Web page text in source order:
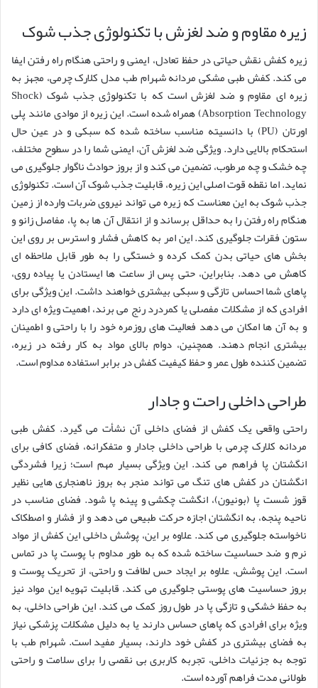
زیره مقاوم و ضد لغزش با تکنولوژی جذب شوک
زیره کفش نقش حیاتی در حفظ تعادل، ایمنی و راحتی هنگام راه رفتن ایفا
می کند. کفش طبی مشکی مردانه شهرام طب مدل کلارک چرمی، مجهز به
زیره ای مقاوم و ضد لغزش است که با تکنولوژی جذب شوک (Shock
Absorption Technology) همراه شده است. این زیره از موادی مانند پلی
اورتان (PU) با دانسیته مناسب ساخته شده که سبکی و در عین حال
استحکام بالایی دارد. ویژگی ضد لغزش آن، ایمنی شما را در سطوح مختلف،
چه خشک و چه مرطوب، تضمین می کند و از بروز حوادث ناگوار جلوگیری می
نماید. اما نقطه قوت اصلی این زیره، قابلیت جذب شوک آن است. تکنولوژی
جذب شوک به این معناست که زیره می تواند نیروی ضربات وارده از زمین
هنگام راه رفتن را به حداقل برساند و از انتقال آن ها به پا، مفاصل زانو و
ستون فقرات جلوگیری کند. این امر به کاهش فشار و استرس بر روی این
بخش های حیاتی بدن کمک کرده و خستگی را به طور قابل ملاحظه ای
کاهش می دهد. بنابراین، حتی پس از ساعت ها ایستادن یا پیاده روی،
پاهای شما احساس تازگی و سبکی بیشتری خواهند داشت. این ویژگی برای
افرادی که از مشکلات مفصلی یا کمردرد رنج می برند، اهمیت ویژه ای دارد
و به آن ها امکان می دهد فعالیت های روزمره خود را با راحتی و اطمینان
بیشتری انجام دهند. همچنین، دوام بالای مواد به کار رفته در زیره،
تضمین کننده طول عمر و حفظ کیفیت کفش در برابر استفاده مداوم است.
طراحی داخلی راحت و جادار
راحتی واقعی یک کفش از فضای داخلی آن نشأت می گیرد. کفش طبی
مردانه کلارک چرمی با طراحی داخلی جادار و متفکرانه، فضای کافی برای
انگشتان پا فراهم می کند. این ویژگی بسیار مهم است؛ زیرا فشردگی
انگشتان در کفش های تنگ می تواند منجر به بروز ناهنجاری هایی نظیر
قوز شست پا (بونیون)، انگشت چکشی و پینه پا شود. فضای مناسب در
ناحیه پنجه، به انگشتان اجازه حرکت طبیعی می دهد و از فشار و اصطکاک
ناخواسته جلوگیری می کند. علاوه بر این، پوشش داخلی این کفش از مواد
نرم و ضد حساسیت ساخته شده که به طور مداوم با پوست پا در تماس
است. این پوشش، علاوه بر ایجاد حس لطافت و راحتی، از تحریک پوست و
بروز حساسیت های پوستی جلوگیری می کند. قابلیت تهویه این مواد نیز
به حفظ خشکی و تازگی پا در طول روز کمک می کند. این طراحی داخلی، به
ویژه برای افرادی که پاهای حساس دارند یا به دلیل مشکلات پزشکی نیاز
به فضای بیشتری در کفش خود دارند، بسیار مفید است. شهرام طب با
توجه به جزئیات داخلی، تجربه کاربری بی نقصی را برای سلامت و راحتی
طولانی مدت فراهم آورده است.